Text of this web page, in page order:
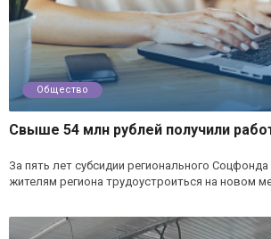
Общество
Свыше 54 млн рублей получили
За пять лет субсидии регионального
жителям региона трудоустроиться на новом